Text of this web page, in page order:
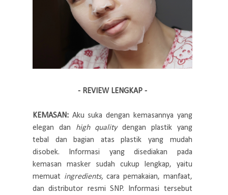
- REVIEW LENGKAP -
KEMASAN: Aku suka dengan kemasannya yang
elegan dan high qualitydengan plastik yang
tebal dan bagian atas plastik yang mudah
disobek. Informasi yang disediakan pada
kemasan masker sudah cukup lengkap, yaitu
memuat ingredients,cara pemakaian, manfaat,
dan distributor resmi SNP. Informasi tersebut